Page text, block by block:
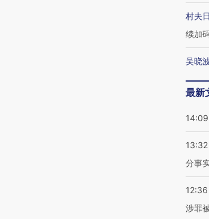
村夫
续加
吴晓
最新
14:09
13:32
分事
12:36
涉罪